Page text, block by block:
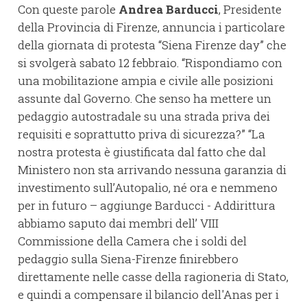
Con queste parole Andrea Barducci, Presidente
della Provincia di Firenze, annuncia i particolare
della giornata di protesta “Siena Firenze day” che
si svolgerà sabato 12 febbraio. “Rispondiamo con
una mobilitazione ampia e civile alle posizioni
assunte dal Governo. Che senso ha mettere un
pedaggio autostradale su una strada priva dei
requisiti e soprattutto priva di sicurezza?” “La
nostra protesta è giustificata dal fatto che dal
Ministero non sta arrivando nessuna garanzia di
investimento sull’Autopalio, né ora e nemmeno
per in futuro – aggiunge Barducci - Addirittura
abbiamo saputo dai membri dell’ VIII
Commissione della Camera che i soldi del
pedaggio sulla Siena-Firenze finirebbero
direttamente nelle casse della ragioneria di Stato,
e quindi a compensare il bilancio dell'Anas per i